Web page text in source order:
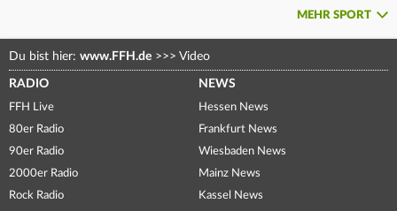
MEHR SPORT
Du bist hier: www.FFH.de >>> Video
RADIO
FFH Live
80er Radio
90er Radio
2000er Radio
Rock Radio
NEWS
Hessen News
Frankfurt News
Wiesbaden News
Mainz News
Kassel News